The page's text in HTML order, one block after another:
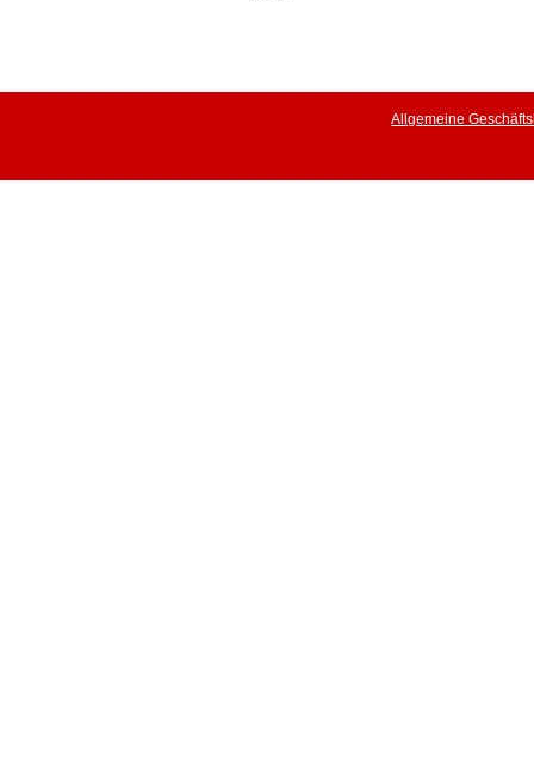
Allgemeine